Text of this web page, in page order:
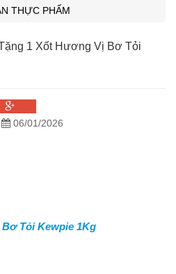
THỰC PHẨM
1 Xốt Hương Vị Bơ Tỏi
06/01/2026
Tỏi Kewpie 1Kg